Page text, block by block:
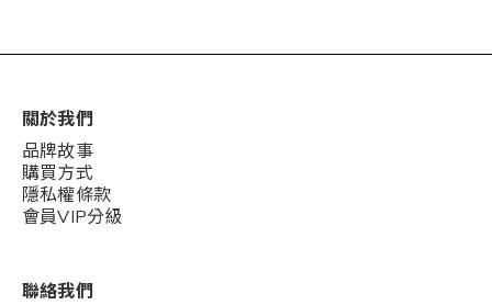
關於我們
品牌故事
購買方式
隱私權條款
會員VIP分級
聯絡我們